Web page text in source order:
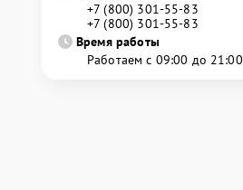
+7 (800) 301-55-83
+7 (800) 301-55-83
Время работы
Работаем с 09:00 до 21:00